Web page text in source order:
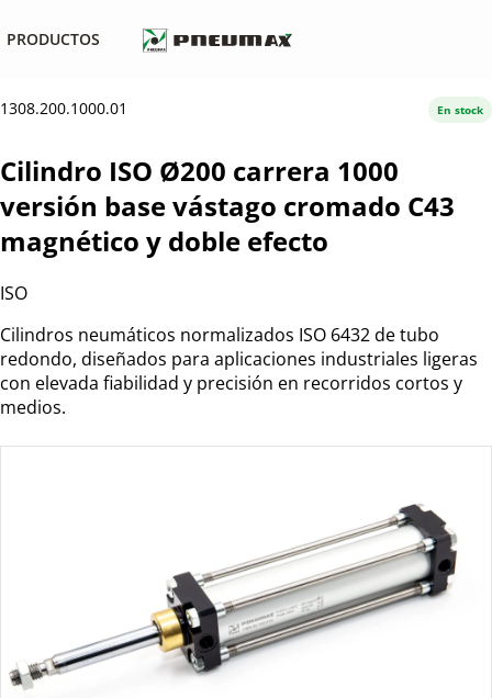
PRODUCTOS
1308.200.1000.01
Cilindro ISO Ø200 carrera 1000
versión base vástago cromado C43
magnético y doble efecto
ISO
Cilindros neumáticos normalizados ISO 6432 de tubo
redondo, diseñados para aplicaciones industriales ligeras
con elevada fiabilidad y precisión en recorridos cortos y
medios.
En stock